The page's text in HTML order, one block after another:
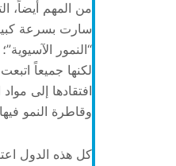
من المهم أيضاً،
سارت بسرعة
“النمور
لكنها جميعاً
افتقادها إلى
وقاطرة النمو
كل هذه الدول